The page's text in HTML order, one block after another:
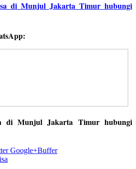
di Munjul Jakarta Timur hubungi
Google+Buffer